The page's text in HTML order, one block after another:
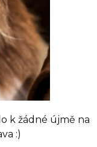
k žádné újmě na
:)